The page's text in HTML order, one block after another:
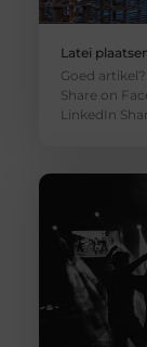
Latei
Goed
Share on
LinkedIn